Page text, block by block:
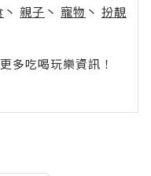
丶 親子 丶 寵物 丶 扮靚
多吃喝玩樂資訊！